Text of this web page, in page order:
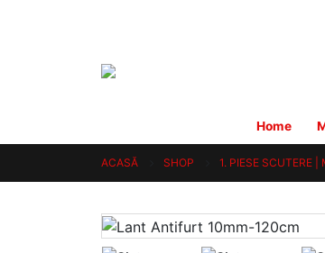
Home
ACASĂ SHOP 1. PIESE SCUTERE